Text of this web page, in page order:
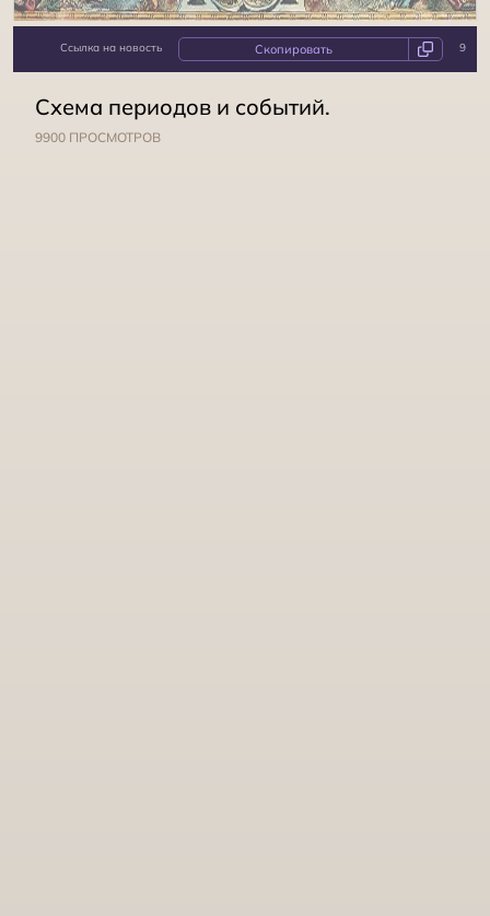
Ссылка на новость 9
Схема периодов и событий.
9900 ПРОСМОТРОВ
Инволюция человека